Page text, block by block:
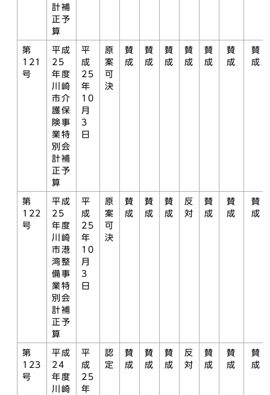
計補
正予
算
第
121
号
平成
25
年度
川崎
市介
護保
険事
業特
別会
計補
正予
算
平
成
25
年
10
月
3
日
原
案
可
決
賛
成
賛
成
賛
成
賛
成
賛
成
賛
成
賛
成
第
122
号
平成
25
年度
川崎
市港
湾整
備事
業特
別会
計補
正予
算
平
成
25
年
10
月
3
日
原
案
可
決
賛
成
賛
成
賛
成
反
対
賛
成
賛
成
賛
成
第
123
号
平成
24
年度
川崎
平
成
25
年
認
定
賛
成
賛
成
賛
成
反
対
賛
成
賛
成
賛
成